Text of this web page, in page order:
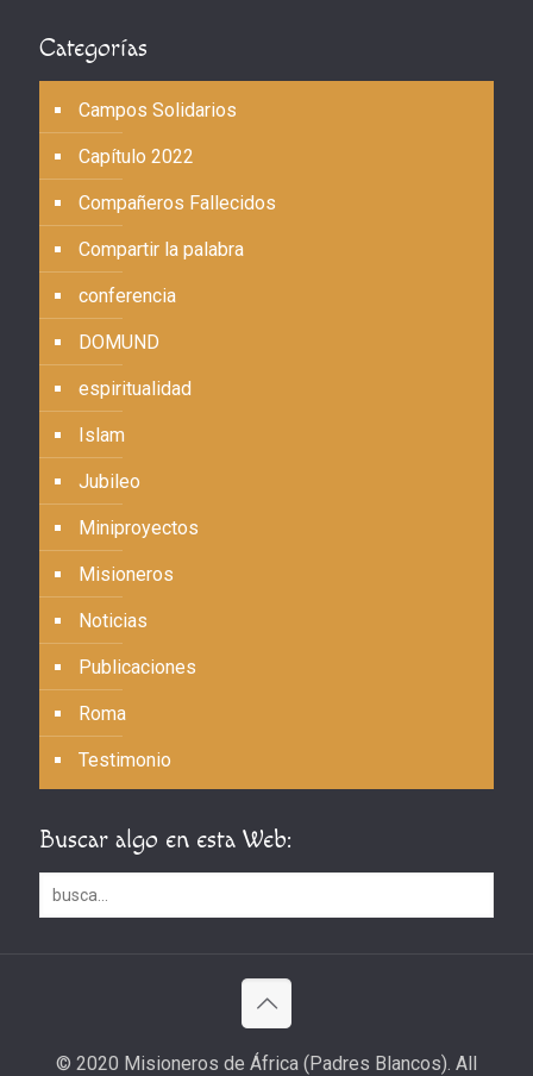
Categorías
Campos Solidarios
Capítulo 2022
Compañeros Fallecidos
Compartir la palabra
conferencia
DOMUND
espiritualidad
Islam
Jubileo
Miniproyectos
Misioneros
Noticias
Publicaciones
Roma
Testimonio
Buscar algo en esta Web:
© 2020 Misioneros de África (Padres Blancos). All